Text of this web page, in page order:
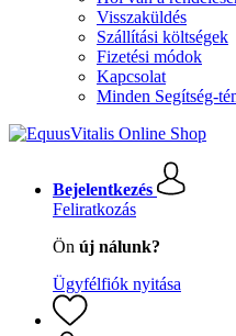
Visszaküldés
Szállítási költségek
Fizetési módok
Kapcsolat
Minden Segítség-
Bejelentkezés
Feliratkozás
Ön új nálunk?
Ügyfélfiók nyitása